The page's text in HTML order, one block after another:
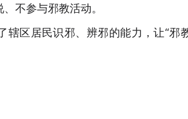
不参与邪教活动。
辖区居民识邪、辨邪的能力，让“邪